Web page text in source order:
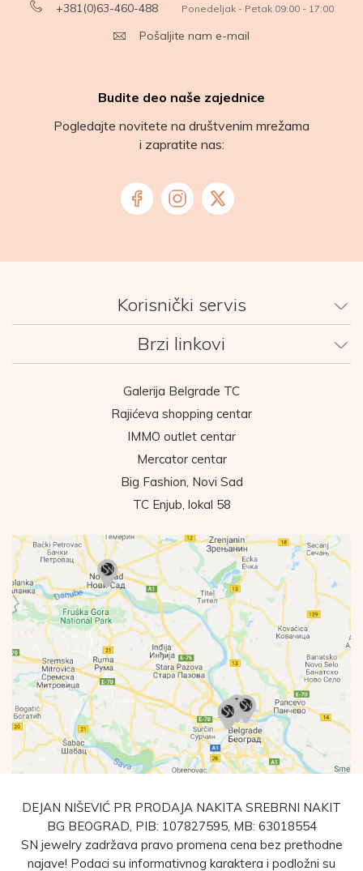
+381(0)63-460-488 Ponedeljak - Petak 09:00 - 17:00
Pošaljite nam e-mail
Budite deo naše zajednice
Pogledajte novitete na društvenim mrežama
i zapratite nas:
Korisnički servis
Brzi linkovi
Galerija Belgrade TC
Rajićeva shopping centar
IMMO outlet centar
Mercator centar
Big Fashion, Novi Sad
TC Enjub, lokal 58
DEJAN NIŠEVIĆ PR PRODAJA NAKITA SREBRNI NAKIT
BG BEOGRAD, PIB: 107827595, MB: 63018554
SN jewelry zadržava pravo promena cena bez prethodne
najave! Podaci su informativnog karaktera i podložni su